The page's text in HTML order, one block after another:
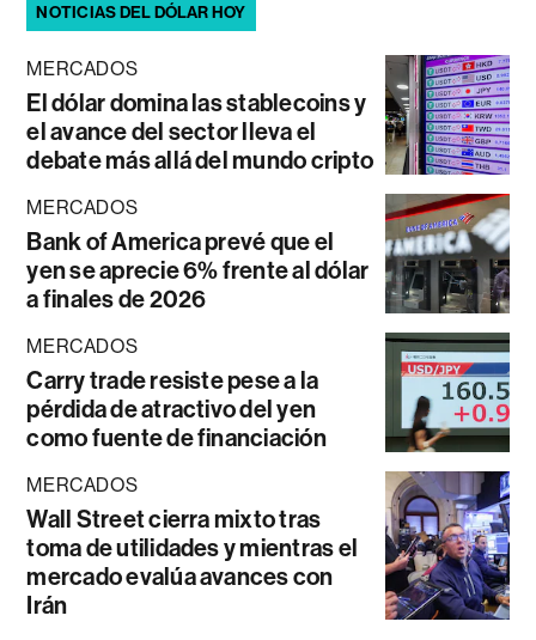
NOTICIAS DEL DÓLAR HOY
MERCADOS
El dólar domina las stablecoins y
el avance del sector lleva el
debate más allá del mundo cripto
MERCADOS
Bank of America prevé que el
yen se aprecie 6% frente al dólar
a finales de 2026
MERCADOS
Carry trade resiste pese a la
pérdida de atractivo del yen
como fuente de financiación
MERCADOS
Wall Street cierra mixto tras
toma de utilidades y mientras el
mercado evalúa avances con
Irán